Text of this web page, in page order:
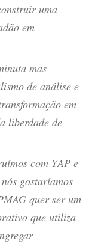
uma
em
mas
de análise e
em
liberdade de
com YAP e
gostaríamos
quer ser um
que utiliza